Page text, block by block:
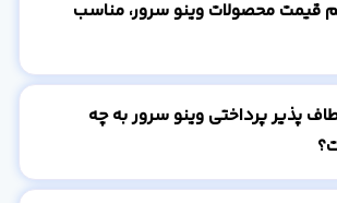
قیمت محصولات وینو سرور، مناسب
پذیر پرداختی وینو سرور به چه